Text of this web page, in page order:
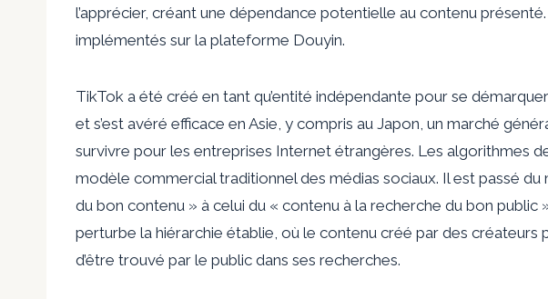
l’apprécier, créant une dépendance potentielle au contenu
implémentés sur la plateforme Douyin.
TikTok a été créé en tant qu’entité indépendante pour se
et s’est avéré efficace en Asie, y compris au Japon, un marché
survivre pour les entreprises Internet étrangères. Les algorithmes
modèle commercial traditionnel des médias sociaux. Il est passé
du bon contenu » à celui du « contenu à la recherche du bon public
perturbe la hiérarchie établie, où le contenu créé par des créateurs
d’être trouvé par le public dans ses recherches.